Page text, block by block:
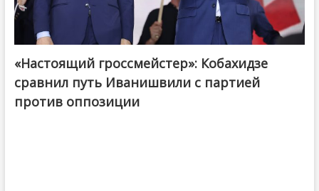
@ქართული ოცნება / Georgian Dream
«Настоящий гроссмейстер»: Кобахидзе
сравнил путь Иванишвили с партией
против оппозиции